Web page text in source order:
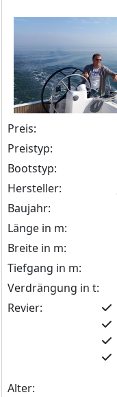
Preis:
Preistyp:
Bootstyp:
Hersteller:
Baujahr:
Länge in m:
Breite in m:
Tiefgang in m:
Verdrängung in t:
Revier:
Alter: